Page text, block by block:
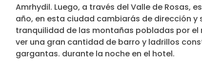
Amrhydil. Luego, a través del Valle de Rosas,
año, en esta ciudad cambiarás de dirección
tranquilidad de las montañas pobladas por
ver una gran cantidad de barro y ladrillos
gargantas. durante la noche en el hotel.